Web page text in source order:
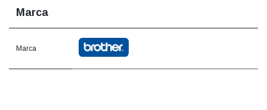
Marca
Marca